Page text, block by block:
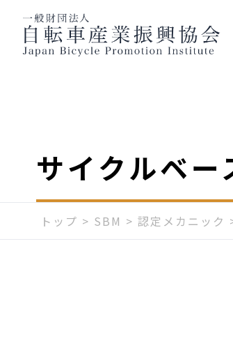
サイクルベ
トップ > SBM > 認定メカニック